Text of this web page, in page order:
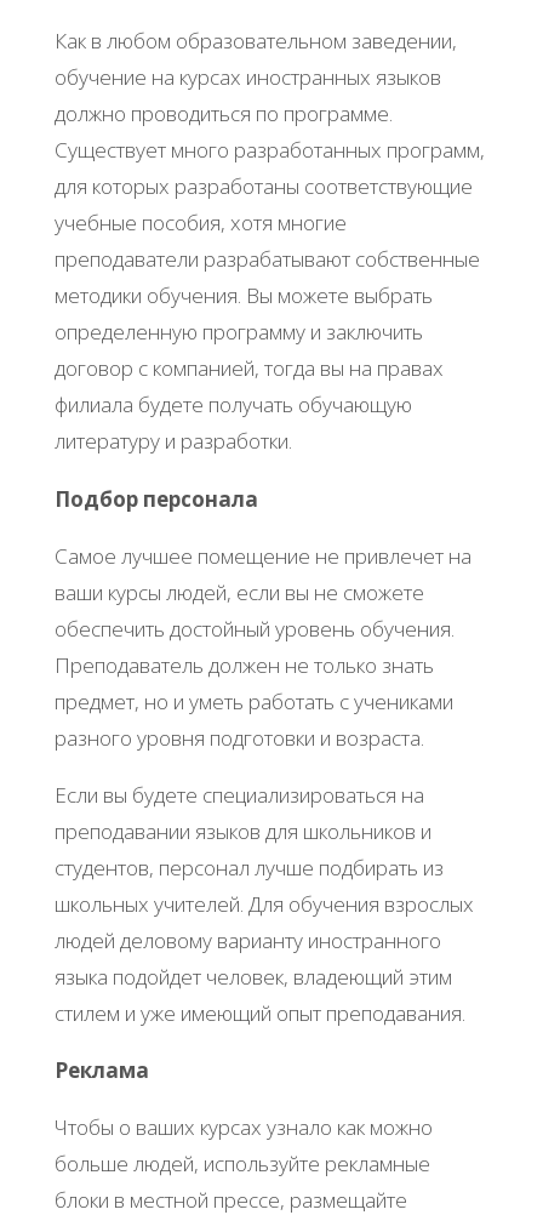
Как в любом образовательном заведении,
обучение на курсах иностранных языков
должно проводиться по программе.
Существует много разработанных программ,
для которых разработаны соответствующие
учебные пособия, хотя многие
преподаватели разрабатывают собственные
методики обучения. Вы можете выбрать
определенную программу и заключить
договор с компанией, тогда вы на правах
филиала будете получать обучающую
литературу и разработки.
Подбор персонала
Самое лучшее помещение не привлечет на
ваши курсы людей, если вы не сможете
обеспечить достойный уровень обучения.
Преподаватель должен не только знать
предмет, но и уметь работать с учениками
разного уровня подготовки и возраста.
Если вы будете специализироваться на
преподавании языков для школьников и
студентов, персонал лучше подбирать из
школьных учителей. Для обучения взрослых
людей деловому варианту иностранного
языка подойдет человек, владеющий этим
стилем и уже имеющий опыт преподавания.
Реклама
Чтобы о ваших курсах узнало как можно
больше людей, используйте рекламные
блоки в местной прессе, размещайте